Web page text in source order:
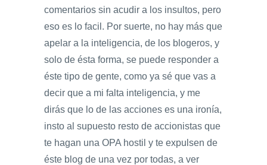
comentarios sin acudir a los insultos, pero
eso es lo facil. Por suerte, no hay más que
apelar a la inteligencia, de los blogeros, y
solo de ésta forma, se puede responder a
éste tipo de gente, como ya sé que vas a
decir que a mi falta inteligencia, y me
dirás que lo de las acciones es una ironía,
insto al supuesto resto de accionistas que
te hagan una OPA hostil y te expulsen de
éste blog de una vez por todas, a ver